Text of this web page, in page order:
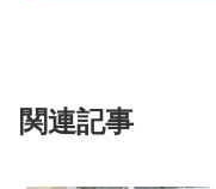
関連記事